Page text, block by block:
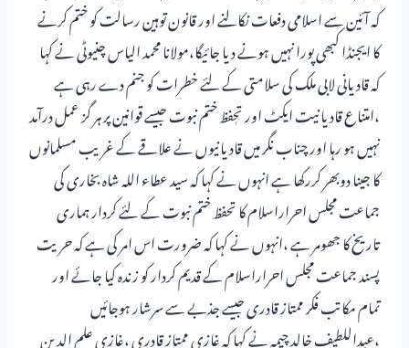
کہ آئین سے اسلامی دفعات نکالنے اور قانون توہین رسالت کو ختم کرنے
کا ایجنڈا کبھی پورا نہیں ہونے دیا جائیگا،مولانا محمد الیاس چنیوٹی نے کہا
کہ قادیانی لابی ملک کی سلامتی کے لئے خطرات کو جنم دے رہی ہے
،امتناع قادیانیت ایکٹ اور تحٖفظ ختم نبوت جیسے قوانین پر ہر گز عمل درآمد
نہیں ہو رہا اور چناب نگر میں قادیانیوں نے علاقے کے غریب مسلمانوں
کا جینا دوبھر کررکھا ہے انہوں نے کہا کہ سید عطاء اللہ شاہ بخاری کی
جماعت مجلس احراراسلام کا تحفظ ختم نبوت کے لئے کردار ہماری
تاریخ کا جھومر ہے ،انہوں نے کہا کہ ضرورت اس امر کی ہے کہ حریت
پسند جماعت مجلس احراراسلام کے قدیم کردار کو زندہ کیا جائے اور
تمام مکاتب فکر ممتاز قادری جیسے جذبے سے سرشار ہوجائیں
،عبداللطیف خالد چیمہ نے کہا کہ غازی ممتاز قادری ،غازی علم الدین